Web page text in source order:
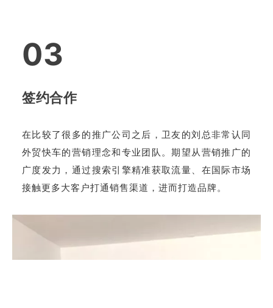
03
签约合作
在比较了很多的推广公司之后，卫友的刘总非常认同
外贸快车的营销理念和专业团队。期望从营销推广的
广度发力，通过搜索引擎精准获取流量、在国际市场
接触更多大客户打通销售渠道，进而打造品牌。